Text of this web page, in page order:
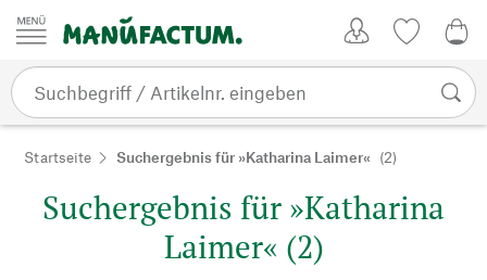
Zum Inhalt springen
Startseite Suchergebnis für »Katharina Laimer« (2)
Suchergebnis für »Katharina
Laimer« (2)